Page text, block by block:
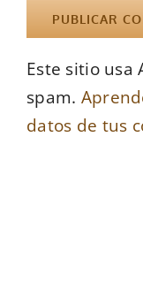
Este sitio usa
spam.
datos de tus